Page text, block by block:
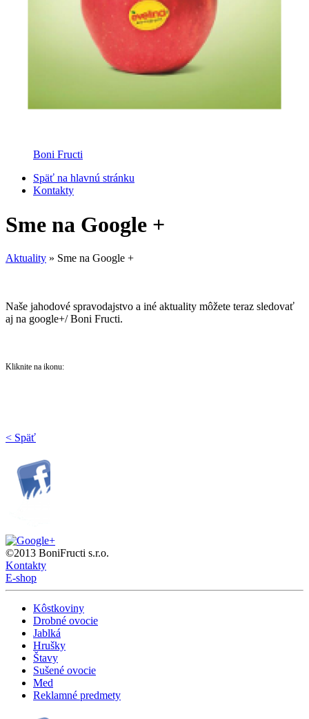
Boni Fructi
Späť na hlavnú stránku
Kontakty
Sme na Google +
Aktuality » Sme na Google +
Naše jahodové spravodajstvo a iné aktuality môžete teraz sledovať
aj na google+/ Boni Fructi.
Kliknite na ikonu:
< Späť
©2013 BoniFructi s.r.o.
Kontakty
E-shop
Kôstkoviny
Drobné ovocie
Jablká
Hrušky
Štavy
Sušené ovocie
Med
Reklamné predmety